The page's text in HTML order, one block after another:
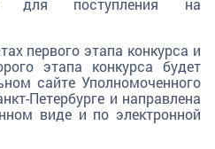
для поступления на
первого этапа конкурса и
этапа конкурса будет
сайте Уполномоченного
Петербурге и направлена
виде и по электронной